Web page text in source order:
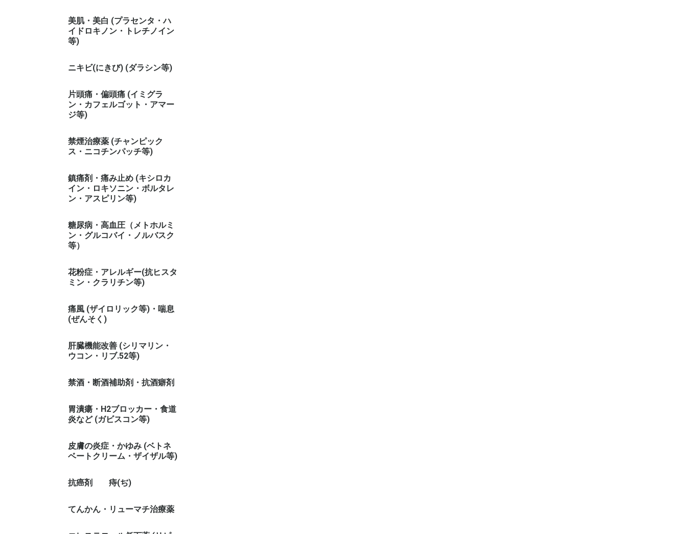
美肌・美白 (プラセンタ・ハ
イドロキノン・トレチノイン
等)
ニキビ(にきび) (ダラシン等)
片頭痛・偏頭痛 (イミグラ
ン・カフェルゴット・アマー
ジ等)
禁煙治療薬 (チャンピック
ス・ニコチンパッチ等)
鎮痛剤・痛み止め (キシロカ
イン・ロキソニン・ボルタレ
ン・アスピリン等)
糖尿病・高血圧（メトホルミ
ン・グルコバイ・ノルバスク
等）
花粉症・アレルギー(抗ヒスタ
ミン・クラリチン等)
痛風 (ザイロリック等)・喘息
(ぜんそく)
肝臓機能改善 (シリマリン・
ウコン・リブ.52等)
禁酒・断酒補助剤・抗酒癖剤
胃潰瘍・H2ブロッカー・食道
炎など (ガビスコン等)
皮膚の炎症・かゆみ (ベトネ
ベートクリーム・ザイザル等)
抗癌剤 痔(ぢ)
てんかん・リューマチ治療薬